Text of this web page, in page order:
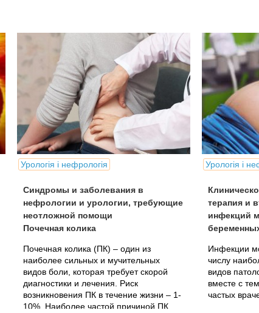
Урологія і нефрологія
Синдромы и заболевания в
нефрологии и урологии, требующие
неотложной помощи
Почечная колика
Почечная колика (ПК) – один из
наиболее сильных и мучительных
видов боли, которая требует скорой
диагностики и лечения. Риск
возникновения ПК в течение жизни – 1-
10%. Наиболее частой причиной ПК
Урологія і
терапия и
инфекций
Инфекции
числу
видов
вместе с
частых